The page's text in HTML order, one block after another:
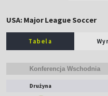
USA: Major League Soccer
Tabela
Drużyna